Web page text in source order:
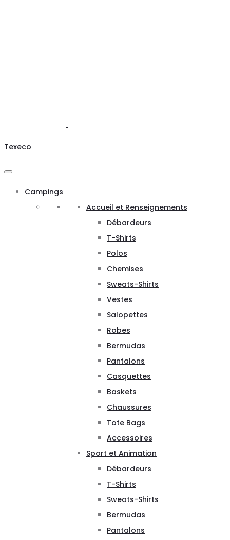
Texeco
Campings
Accueil et Renseignements
Débardeurs
T-Shirts
Polos
Chemises
Sweats-Shirts
Vestes
Salopettes
Robes
Bermudas
Pantalons
Casquettes
Baskets
Chaussures
Tote Bags
Accessoires
Sport et Animation
Débardeurs
T-Shirts
Sweats-Shirts
Bermudas
Pantalons